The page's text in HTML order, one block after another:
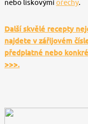
nebo lískovými ořechy.
Další skvělé recepty
najdete v zářijovém
předplatné nebo
>>>.